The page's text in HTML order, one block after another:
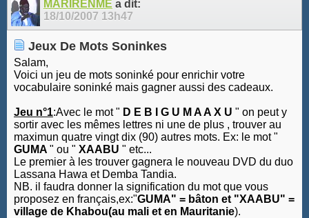
MARIRENME a dit:
18/10/2007 13h47
Jeux De Mots Soninkes
Salam,
Voici un jeu de mots soninké pour enrichir votre
vocabulaire soninké mais gagner aussi des cadeaux.
Jeu n°1:Avec le mot " D E B I G U M A A X U " on peut y
sortir avec les mêmes lettres ni une de plus , trouver au
maximun quatre vingt dix (90) autres mots. Ex: le mot "
GUMA " ou " XAABU " etc...
Le premier à les trouver gagnera le nouveau DVD du duo
Lassana Hawa et Demba Tandia.
NB. il faudra donner la signification du mot que vous
proposez en français,ex:"GUMA" = bâton et "XAABU" =
village de Khabou(au mali et en Mauritanie).